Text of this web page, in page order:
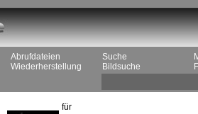
Abrufdateien
Wiederherstellung
Suche
Bildsuche
für